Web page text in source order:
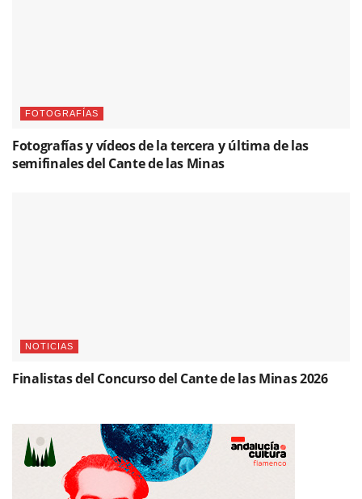
FOTOGRAFÍAS
Fotografías y vídeos de la tercera y última de las
semifinales del Cante de las Minas
NOTICIAS
Finalistas del Concurso del Cante de las Minas 2026